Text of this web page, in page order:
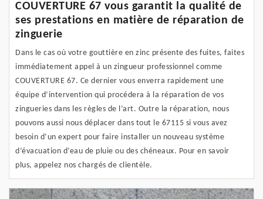
COUVERTURE 67 vous garantit la qualité de
ses prestations en matière de réparation de
zinguerie
Dans le cas où votre gouttière en zinc présente des fuites, faites
immédiatement appel à un zingueur professionnel comme
COUVERTURE 67. Ce dernier vous enverra rapidement une
équipe d’intervention qui procédera à la réparation de vos
zingueries dans les règles de l’art. Outre la réparation, nous
pouvons aussi nous déplacer dans tout le 67115 si vous avez
besoin d’un expert pour faire installer un nouveau système
d’évacuation d’eau de pluie ou des chéneaux. Pour en savoir
plus, appelez nos chargés de clientèle.